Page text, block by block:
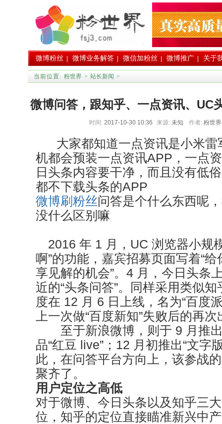
微博粉丝 微博业务解答 微信加粉丝 微博推广| 关于
当前位置: 粉世界 > 站长新闻 >
微博问答，跟知乎、一点资讯、UC
时间: 2017-10-30 10:36 来源: 未知 作者: 粉世
大家都知道一点资讯是小米雷
机都会预装一点资讯APP，一点
日头条内容要干净，而且没有低
都不下载头条的APP
微博刷粉丝问答是个什么东西呢
没什么区别嘛
2016 年 1 月，UC 浏览器小规
啊”的功能，嘉宾招募页面写着“
享见解的机会”。4 月，今日头条
近的“头条问答”。同样采用类似
度在 12 月 6 日上线，名为“百度
上一次做“百度新知”失败后的再次
至于新浪微博，则于 9 月推出
品“红豆 live”；12 月初推出“文字
此，在问答平台方向上，该参战
聚齐了。
用户定位之高低
对于微博、今日头条以及知乎三
位，知乎的定位直接瞄准新兴中